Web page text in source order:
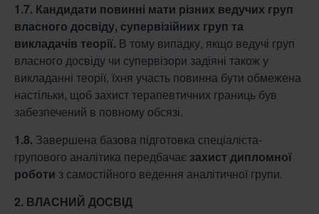
1.7. Кандидати повинні мати різних ведучих груп
власного досвіду, супервізійних груп та
викладачів теорії. В тому випадку, якщо ведучі груп
власного досвіду чи супервізори задіяні також у
викладанні теорії, їхня участь повинна бути обмежена
настільки, щоб захист терапевтичних границь був
забезпечений в повному обсязі.
1.8. Завершена базова підготовка спеціаліста-
групового аналітика передбачає захист дипломної
роботи з самостійного ведення аналітичної групи.
2. ВЛАСНИЙ ДОСВІД